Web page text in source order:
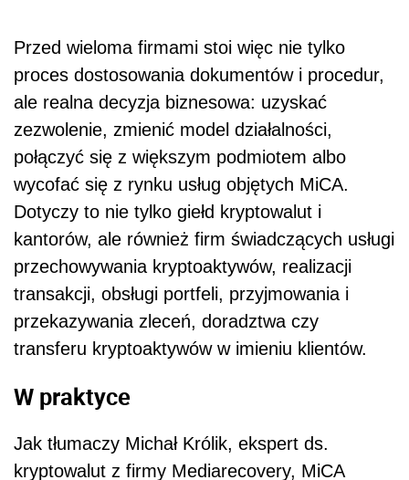
Przed wieloma firmami stoi więc nie tylko
proces dostosowania dokumentów i procedur,
ale realna decyzja biznesowa: uzyskać
zezwolenie, zmienić model działalności,
połączyć się z większym podmiotem albo
wycofać się z rynku usług objętych MiCA.
Dotyczy to nie tylko giełd kryptowalut i
kantorów, ale również firm świadczących usługi
przechowywania kryptoaktywów, realizacji
transakcji, obsługi portfeli, przyjmowania i
przekazywania zleceń, doradztwa czy
transferu kryptoaktywów w imieniu klientów.
W praktyce
Jak tłumaczy Michał Królik, ekspert ds.
kryptowalut z firmy Mediarecovery, MiCA